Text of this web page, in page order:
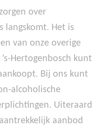
over
langskomt. Het is
van onze overige
Hertogenbosch kunt
Bij ons kunt
alcoholische
Uiteraard
aanbod